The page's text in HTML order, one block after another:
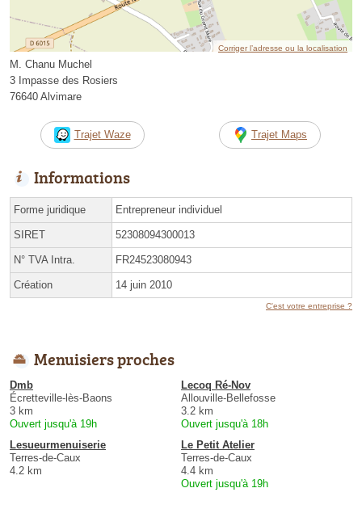
Corriger l’adresse ou la localisation
M. Chanu Muchel
3 Impasse des Rosiers
76640 Alvimare
Trajet Waze Trajet Maps
Informations
Forme juridique Entrepreneur individuel
SIRET 52308094300013
N° TVA Intra. FR24523080943
Création 14 juin 2010
C'est votre entreprise ?
Menuisiers proches
Dmb
Écretteville-lès-Baons
3 km
Ouvert jusqu'à 19h
Lecoq Ré-Nov
Allouville-Bellefosse
3.2 km
Ouvert jusqu'à 18h
Lesueurmenuiserie
Terres-de-Caux
4.2 km
Le Petit Atelier
Terres-de-Caux
4.4 km
Ouvert jusqu'à 19h